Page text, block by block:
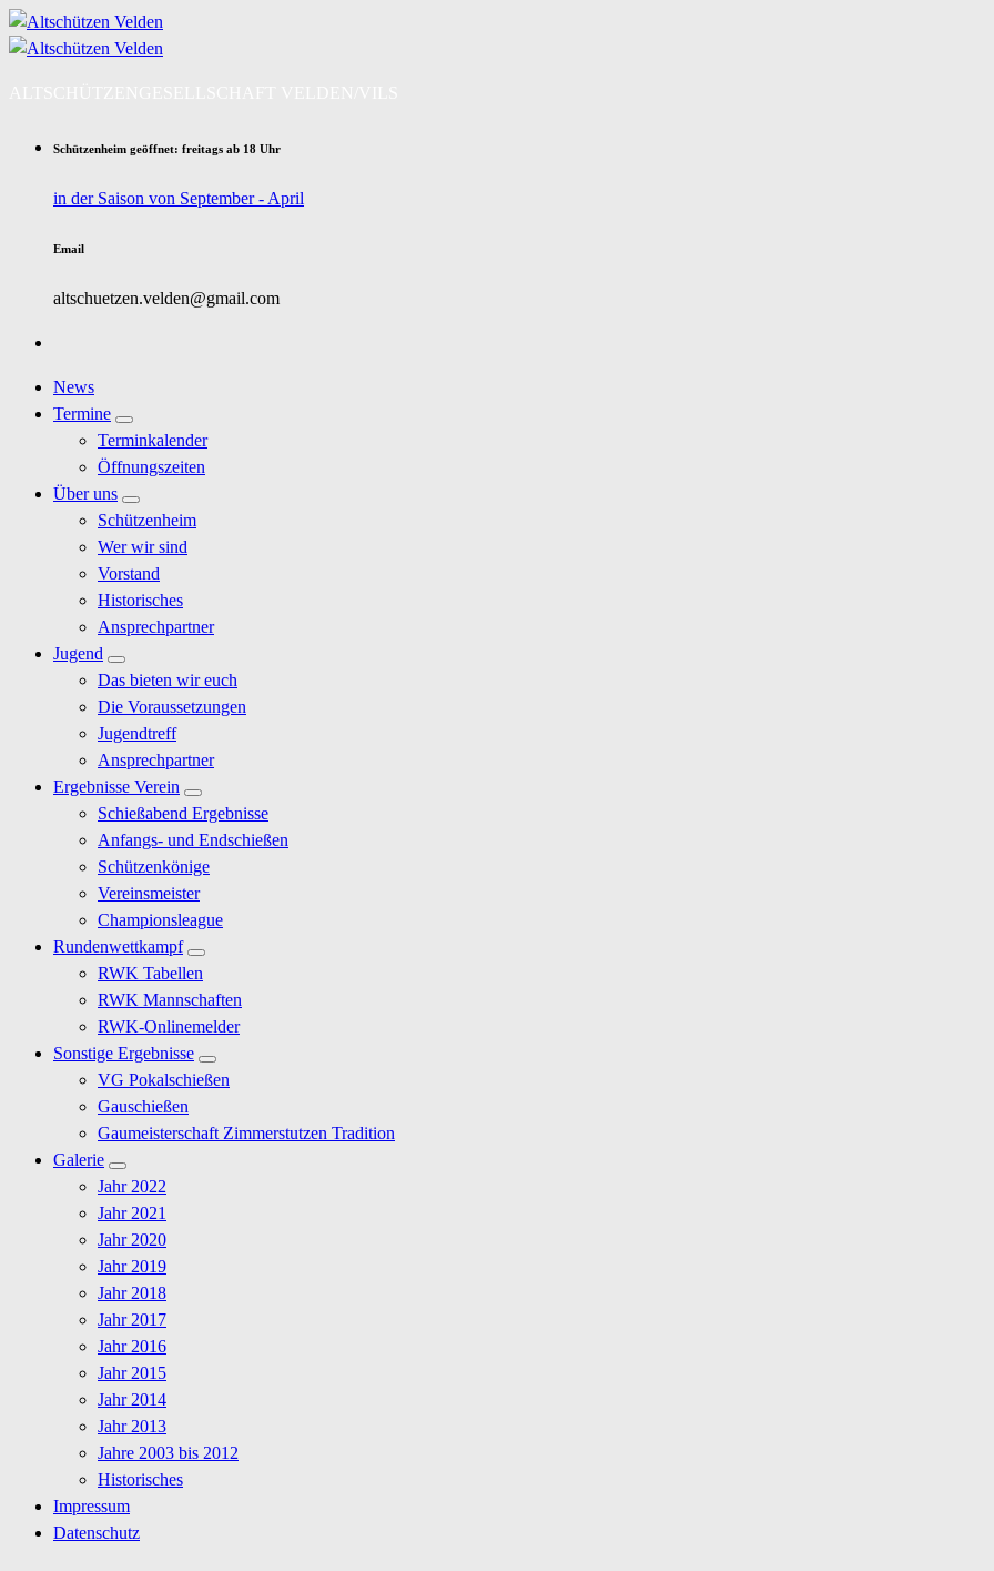
Zum
Inhalt
Schützenheim geöffnet: freitags ab 18 Uhr
in der Saison von September - April
Email
altschuetzen.velden@gmail.com
News
Termine
Terminkalender
Öffnungszeiten
Über uns
Schützenheim
Wer wir sind
Vorstand
Historisches
Ansprechpartner
Jugend
Das bieten wir euch
Die Voraussetzungen
Jugendtreff
Ansprechpartner
Ergebnisse Verein
Schießabend Ergebnisse
Anfangs- und Endschießen
Schützenkönige
Vereinsmeister
Championsleague
Rundenwettkampf
RWK Tabellen
RWK Mannschaften
RWK-Onlinemelder
Sonstige Ergebnisse
VG Pokalschießen
Gauschießen
Gaumeisterschaft Zimmerstutzen Tradition
Galerie
Jahr 2022
Jahr 2021
Jahr 2020
Jahr 2019
Jahr 2018
Jahr 2017
Jahr 2016
Jahr 2015
Jahr 2014
Jahr 2013
Jahre 2003 bis 2012
Historisches
Impressum
Datenschutz